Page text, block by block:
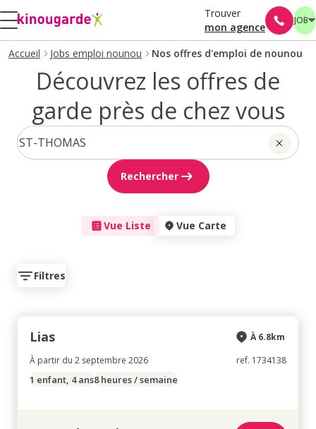
Trouver
mon agence
JOB
Accueil Jobs emploi nounou Nos offres d'emploi de nounou
Découvrez les offres de
garde près de chez vous
Rechercher
Vue Liste Vue Carte
Filtres
Lias
À partir du 2 septembre 2026
À 6.8km
ref. 1734138
1 enfant, 4 ans8 heures / semaine